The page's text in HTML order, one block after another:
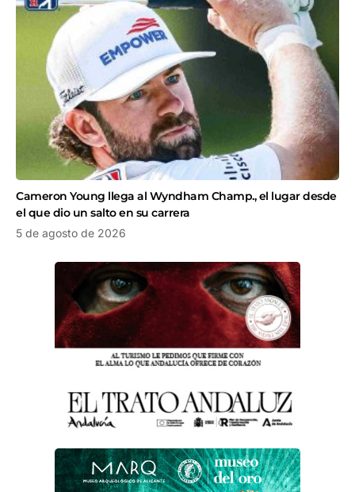
Cameron Young llega al Wyndham Champ., el lugar desde
el que dio un salto en su carrera
5 de agosto de 2026